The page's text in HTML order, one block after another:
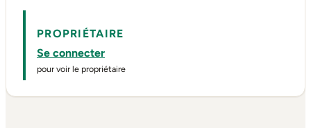
PROPRIÉTAIRE
Se connecter
pour voir le propriétaire